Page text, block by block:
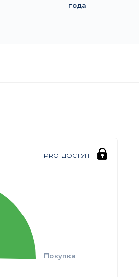
года
PRO-ДОСТУП
Покупка